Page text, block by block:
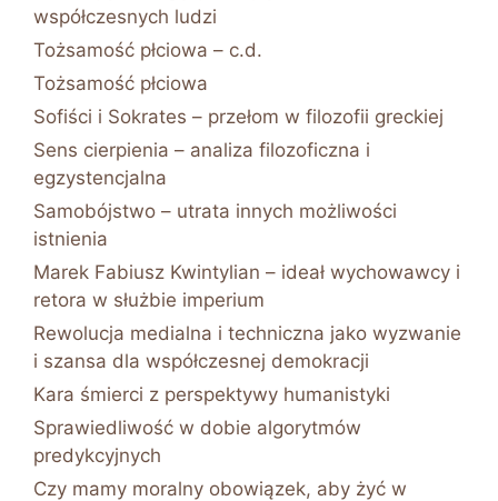
współczesnych ludzi
Tożsamość płciowa – c.d.
Tożsamość płciowa
Sofiści i Sokrates – przełom w filozofii greckiej
Sens cierpienia – analiza filozoficzna i
egzystencjalna
Samobójstwo – utrata innych możliwości
istnienia
Marek Fabiusz Kwintylian – ideał wychowawcy i
retora w służbie imperium
Rewolucja medialna i techniczna jako wyzwanie
i szansa dla współczesnej demokracji
Kara śmierci z perspektywy humanistyki
Sprawiedliwość w dobie algorytmów
predykcyjnych
Czy mamy moralny obowiązek, aby żyć w